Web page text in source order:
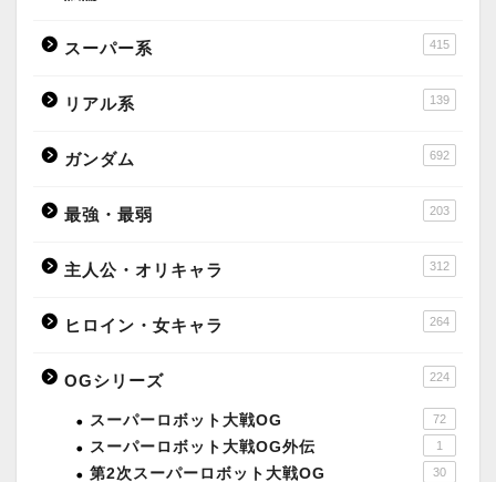
スーパー系 415
リアル系 139
ガンダム 692
最強・最弱 203
主人公・オリキャラ 312
ヒロイン・女キャラ 264
OGシリーズ 224
スーパーロボット大戦OG 72
スーパーロボット大戦OG外伝 1
第2次スーパーロボット大戦OG 30